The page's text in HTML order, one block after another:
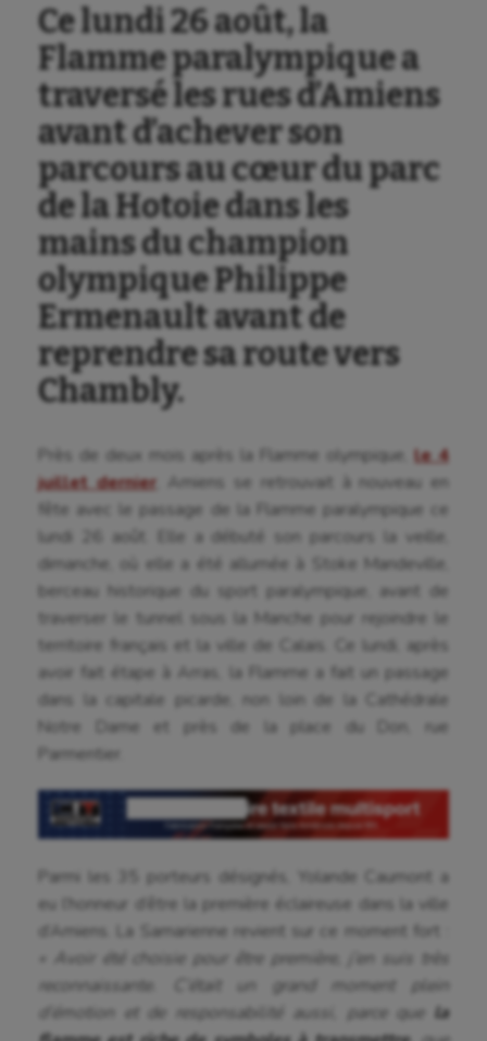
Ce lundi 26 août, la
Flamme paralympique a
traversé les rues d’Amiens
avant d’achever son
parcours au cœur du parc
de la Hotoie dans les
mains du champion
olympique Philippe
Ermenault avant de
reprendre sa route vers
Chambly.
Près de deux mois après la Flamme olympique, le 4
juillet dernier, Amiens se retrouvait à nouveau en
fête avec le passage de la Flamme paralympique ce
lundi 26 août. Elle a débuté son parcours la veille,
dimanche, où elle a été allumée à Stoke Mandeville,
berceau historique du sport paralympique, avant de
traverser le tunnel sous la Manche pour rejoindre le
territoire français et la ville de Calais. Ce lundi, après
avoir fait étape à Arras, la Flamme a fait un passage
dans la capitale picarde, non loin de la Cathédrale
Notre Dame et près de la place du Don, rue
Parmentier.
Parmi les 35 porteurs désignés, Yolande Caumont a
eu l’honneur d’être la première éclaireuse dans la ville
d’Amiens. La Samarienne revient sur ce moment fort :
« Avoir été choisie pour être première, j’en suis très
reconnaissante. C’était un grand moment plein
d’émotion et de responsabilité aussi, parce que la